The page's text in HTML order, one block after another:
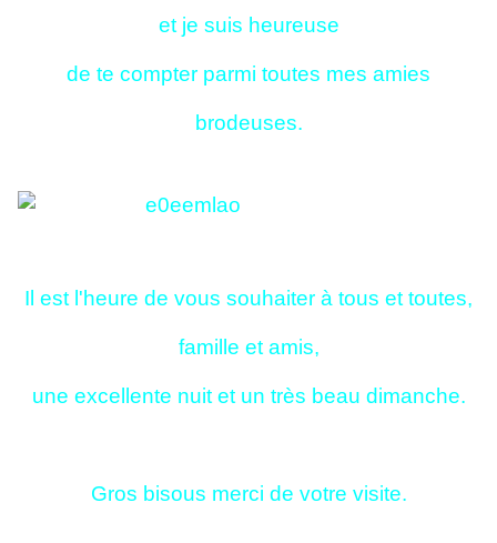
et je suis heureuse
de te compter parmi toutes mes amies
brodeuses.
Il est l'heure de vous souhaiter à tous et toutes,
famille et amis,
une excellente nuit et un très beau dimanche.
Gros bisous merci de votre visite.